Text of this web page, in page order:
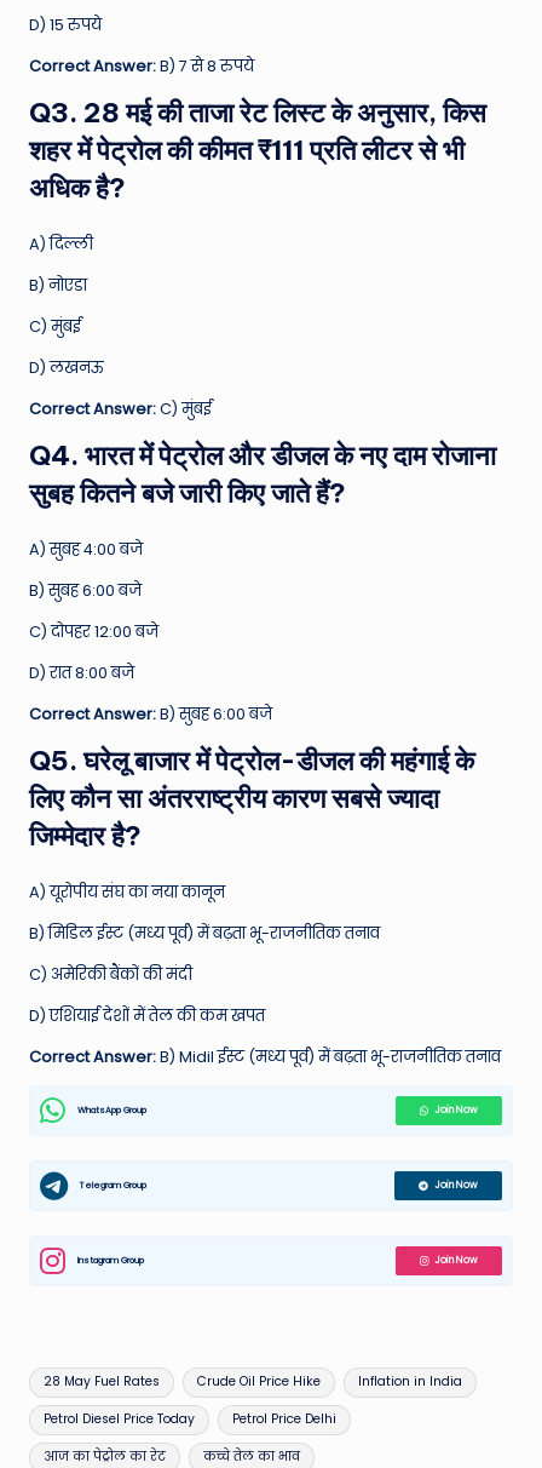
D) 15 रुपये
Correct Answer:B) 7 से 8 रुपये
Q3. 28 मई की ताजा रेट लिस्ट के अनुसार, किस
शहर में पेट्रोल की कीमत ₹111 प्रति लीटर से भी
अधिक है?
A) दिल्ली
B) नोएडा
C) मुंबई
D) लखनऊ
Correct Answer:C) मुंबई
Q4. भारत में पेट्रोल और डीजल के नए दाम रोजाना
सुबह कितने बजे जारी किए जाते हैं?
A) सुबह 4:00 बजे
B) सुबह 6:00 बजे
C) दोपहर 12:00 बजे
D) रात 8:00 बजे
Correct Answer:B) सुबह 6:00 बजे
Q5. घरेलू बाजार में पेट्रोल-डीजल की महंगाई के
लिए कौन सा अंतरराष्ट्रीय कारण सबसे ज्यादा
जिम्मेदार है?
A) यूरोपीय संघ का नया कानून
B) मिडिल ईस्ट (मध्य पूर्व) में बढ़ता भू-राजनीतिक तनाव
C) अमेरिकी बैंकों की मंदी
D) एशियाई देशों में तेल की कम खपत
Correct Answer:B) Midil ईस्ट (मध्य पूर्व) में बढ़ता भू-राजनीतिक तनाव
WhatsApp Group Join Now
Telegram Group Join Now
Instagram Group Join Now
Tags:
28 May Fuel Rates Crude Oil Price Hike Inflation in India
Petrol Diesel Price Today Petrol Price Delhi
आज का पेट्रोल का रेट कच्चे तेल का भाव